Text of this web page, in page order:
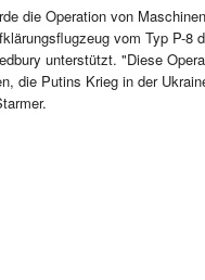
die Operation von
vom Typ P-8
unterstützt. "Diese
die Putins Krieg in der